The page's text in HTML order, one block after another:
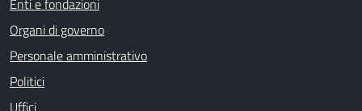
Organi di governo
Personale amministrativo
Politici
Uffici